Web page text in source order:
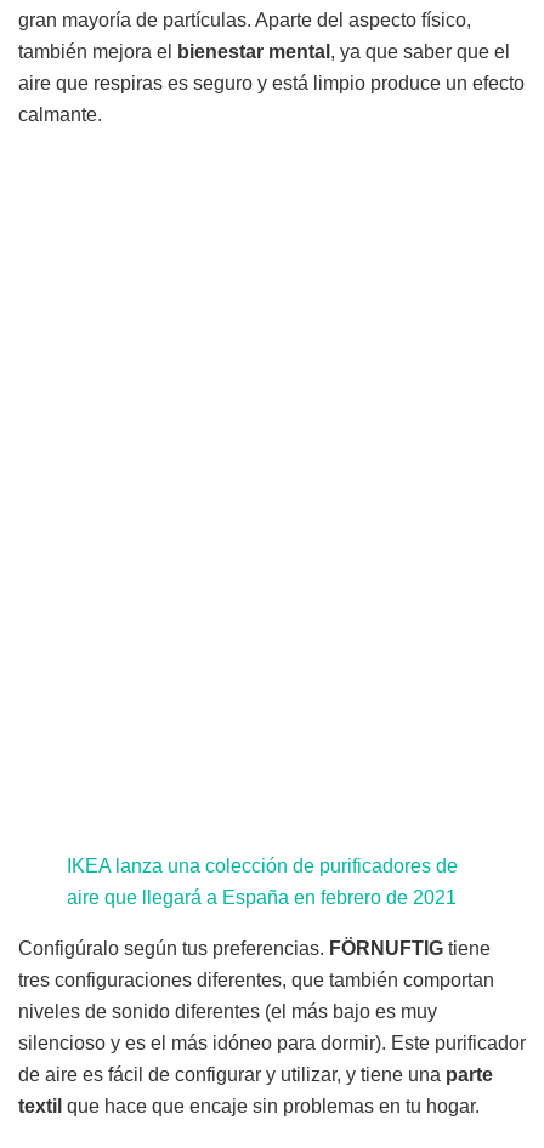
gran mayoría de partículas. Aparte del aspecto físico,
también mejora el
bienestar mental , ya que saber que el
aire que respiras es seguro y está limpio produce un efecto
calmante.
IKEA lanza una colección de purificadores de
aire que llegará a España en febrero de 2021
Configúralo según tus preferencias. FÖRNUFTIG tiene
tres configuraciones diferentes, que también comportan
niveles de sonido diferentes (el más bajo es muy
silencioso y es el más idóneo para dormir). Este purificador
de aire es fácil de configurar y utilizar, y tiene una parte
textil que hace que encaje sin problemas en tu hogar.